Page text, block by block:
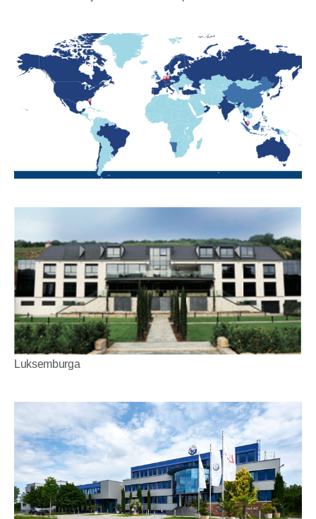
Luksemburga